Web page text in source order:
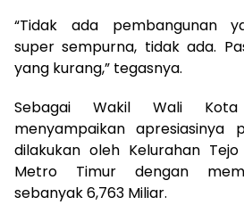
“Tidak ada pembangunan
super sempurna, tidak ada.
yang kurang,” tegasnya.
Sebagai Wakil Wali
menyampaikan apresiasinya
dilakukan oleh Kelurahan
Metro Timur dengan
sebanyak 6,763 Miliar.